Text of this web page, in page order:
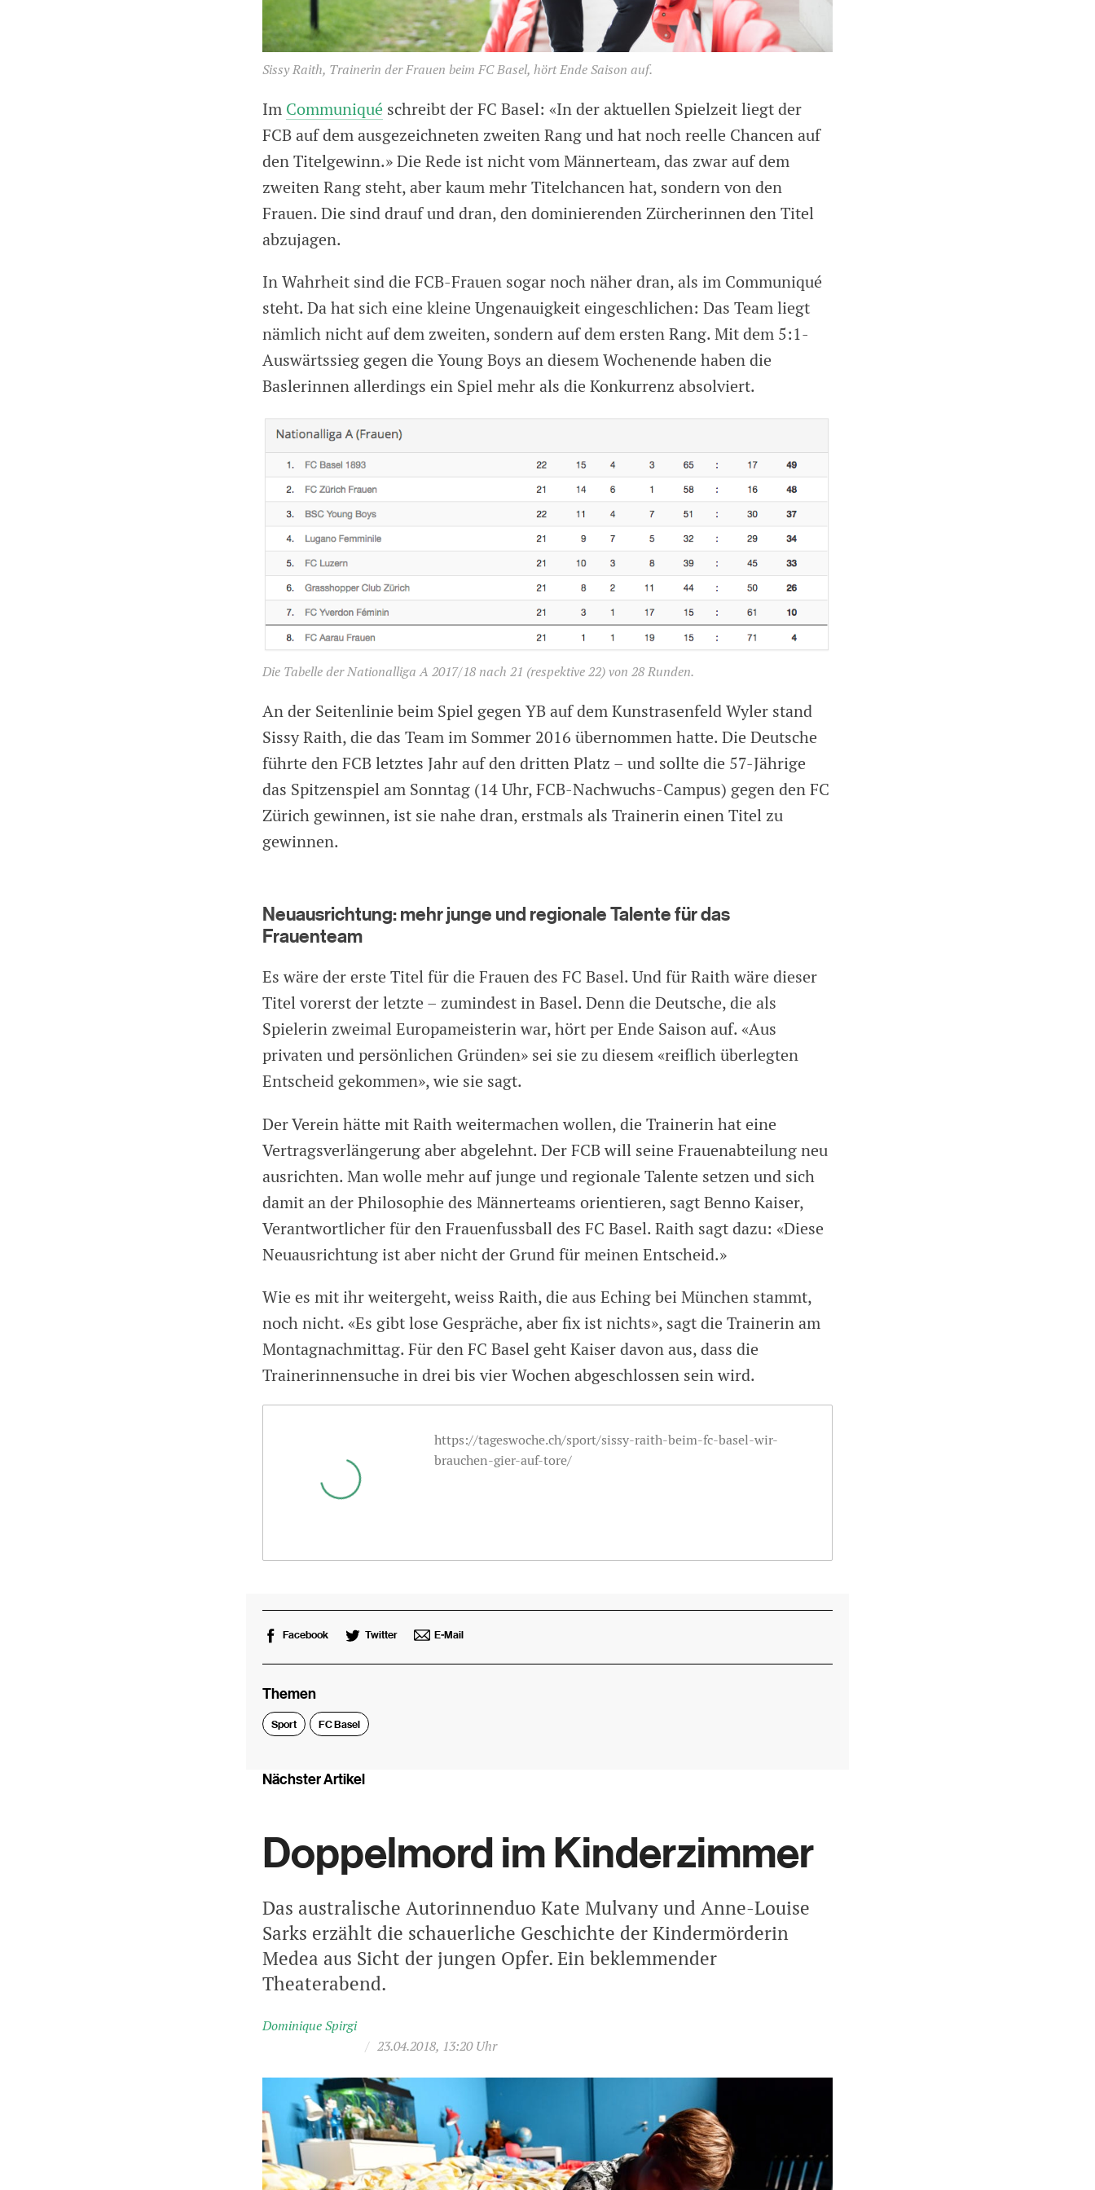
Sissy Raith, Trainerin der Frauen beim FC Basel, hört Ende Saison auf.
Im Communiqué schreibt der FC Basel: «In der aktuellen Spielzeit liegt der
FCB auf dem ausgezeichneten zweiten Rang und hat noch reelle Chancen auf
den Titelgewinn.» Die Rede ist nicht vom Männerteam, das zwar auf dem
zweiten Rang steht, aber kaum mehr Titelchancen hat, sondern von den
Frauen. Die sind drauf und dran, den dominierenden Zürcherinnen den Titel
abzujagen.
In Wahrheit sind die FCB-Frauen sogar noch näher dran, als im Communiqué
steht. Da hat sich eine kleine Ungenauigkeit eingeschlichen: Das Team liegt
nämlich nicht auf dem zweiten, sondern auf dem ersten Rang. Mit dem 5:1-
Auswärtssieg gegen die Young Boys an diesem Wochenende haben die
Baslerinnen allerdings ein Spiel mehr als die Konkurrenz absolviert.
Die Tabelle der Nationalliga A 2017/18 nach 21 (respektive 22) von 28 Runden.
An der Seitenlinie beim Spiel gegen YB auf dem Kunstrasenfeld Wyler stand
Sissy Raith, die das Team im Sommer 2016 übernommen hatte. Die Deutsche
führte den FCB letztes Jahr auf den dritten Platz – und sollte die 57-Jährige
das Spitzenspiel am Sonntag (14 Uhr, FCB-Nachwuchs-Campus) gegen den FC
Zürich gewinnen, ist sie nahe dran, erstmals als Trainerin einen Titel zu
gewinnen.
Neuausrichtung: mehr junge und regionale Talente für das
Frauenteam
Es wäre der erste Titel für die Frauen des FC Basel. Und für Raith wäre dieser
Titel vorerst der letzte – zumindest in Basel. Denn die Deutsche, die als
Spielerin zweimal Europameisterin war, hört per Ende Saison auf. «Aus
privaten und persönlichen Gründen» sei sie zu diesem «reiflich überlegten
Entscheid gekommen», wie sie sagt.
Der Verein hätte mit Raith weitermachen wollen, die Trainerin hat eine
Vertragsverlängerung aber abgelehnt. Der FCB will seine Frauenabteilung neu
ausrichten. Man wolle mehr auf junge und regionale Talente setzen und sich
damit an der Philosophie des Männerteams orientieren, sagt Benno Kaiser,
Verantwortlicher für den Frauenfussball des FC Basel. Raith sagt dazu: «Diese
Neuausrichtung ist aber nicht der Grund für meinen Entscheid.»
Wie es mit ihr weitergeht, weiss Raith, die aus Eching bei München stammt,
noch nicht. «Es gibt lose Gespräche, aber fix ist nichts», sagt die Trainerin am
Montagnachmittag. Für den FC Basel geht Kaiser davon aus, dass die
Trainerinnensuche in drei bis vier Wochen abgeschlossen sein wird.
https://tageswoche.ch/sport/sissy-raith-beim-fc-basel-wir-
brauchen-gier-auf-tore/
Facebook Twitter E-Mail
Themen
Sport FC Basel
Nächster Artikel
Doppelmord im Kinderzimmer
Das australische Autorinnenduo Kate Mulvany und Anne-Louise
Sarks erzählt die schauerliche Geschichte der Kindermörderin
Medea aus Sicht der jungen Opfer. Ein beklemmender
Theaterabend.
Dominique Spirgi
/ 23.04.2018, 13:20 Uhr